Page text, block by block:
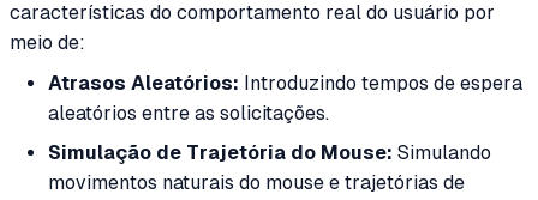
características do comportamento real do usuário por
meio de:
Atrasos Aleatórios: Introduzindo tempos de espera
aleatórios entre as solicitações.
Simulação de Trajetória do Mouse: Simulando
movimentos naturais do mouse e trajetórias de